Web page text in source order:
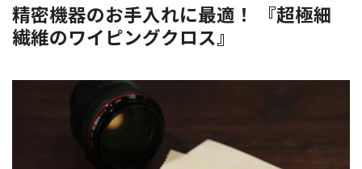
精密機器のお手入れに最適！ 『超極細
繊維のワイピングクロス』